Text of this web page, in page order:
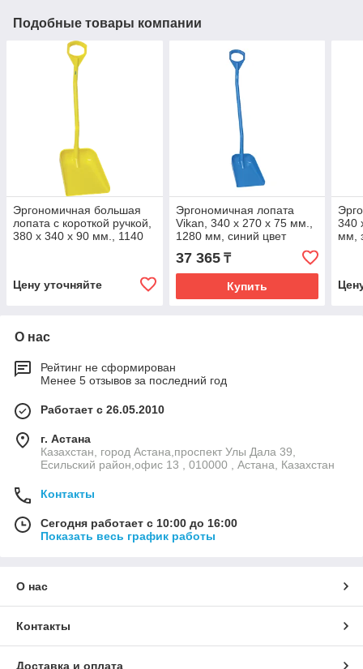
Подобные товары компании
Эргономичная большая
лопата с короткой ручкой,
380 x 340 x 90 мм., 1140
Цену уточняйте
Эргономичная лопата
Vikan, 340 x 270 x 75 мм.,
1280 мм, синий цвет
37 365₸
Купить
340
мм,
О нас
Рейтинг не сформирован
Менее 5 отзывов за последний год
Работает с 26.05.2010
г. Астана
Казахстан, город Астана,проспект Улы Дала 39,
Есильский район,офис 13 , 010000 , Астана, Казахстан
Контакты
Сегодня работает с 10:00 до 16:00
Показать весь график работы
О нас
Контакты
Доставка и оплата